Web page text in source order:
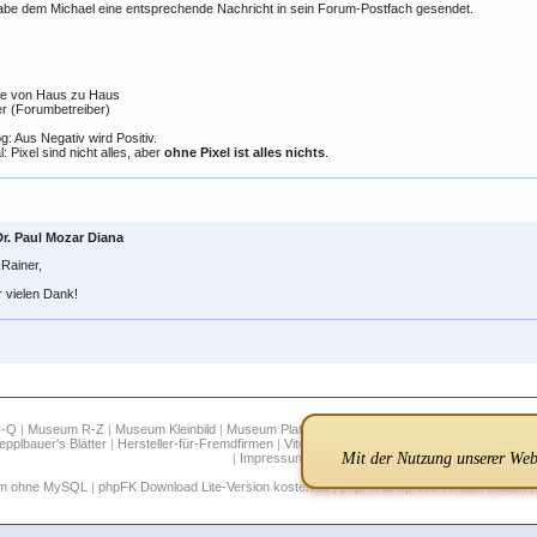
dem Michael eine entsprechende Nachricht in sein Forum-Postfach gesendet.
von Haus zu Haus
(Forumbetreiber)
Aus Negativ wird Positiv.
Pixel sind nicht alles, aber ohne Pixel ist alles nichts
Paul Mozar Diana
vielen Dank!
Q | Museum R-Z | Museum Kleinbild | Museum Plattenkameras
Blätter| Hersteller-für-Fremdfirmen| Vitessa
| Impressum
ohne MySQL | phpFK Download Lite-Version kostenlos|phpFK Shop Voll-Version kaufen|
Mit der Nutzung unserer